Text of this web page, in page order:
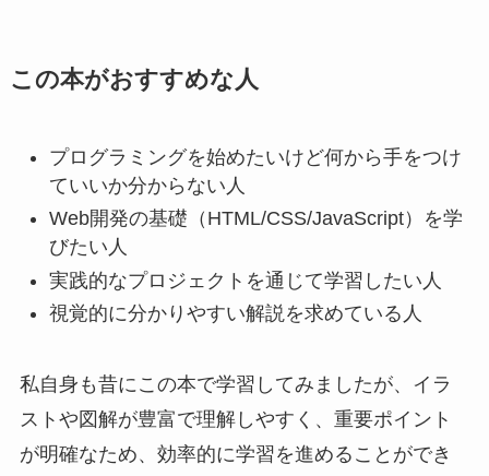
この本がおすすめな人
プログラミングを始めたいけど何から手をつけ
ていいか分からない人
Web開発の基礎（HTML/CSS/JavaScript）を学
びたい人
実践的なプロジェクトを通じて学習したい人
視覚的に分かりやすい解説を求めている人
私自身も昔にこの本で学習してみましたが、イラ
ストや図解が豊富で理解しやすく、重要ポイント
が明確なため、効率的に学習を進めることができ